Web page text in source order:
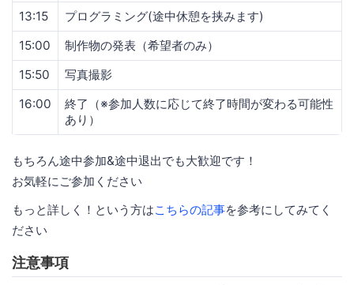
13:15
プログラミング(途中休憩を挟みます)
15:00
制作物の発表（希望者のみ）
15:50
写真撮影
16:00
終了（※参加人数に応じて終了時間が変わる可能性
あり）
もちろん途中参加&途中退出でも大歓迎です！
お気軽にご参加ください
もっと詳しく！という方はこちらの記事を参考にしてみてく
ださい
注意事項